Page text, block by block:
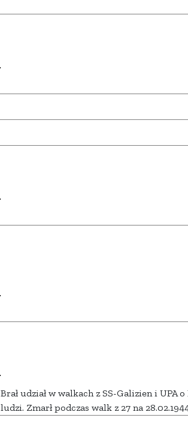
Brał udział w walkach z SS-Galizien i UPA
ludzi. Zmarł podczas walk z 27 na